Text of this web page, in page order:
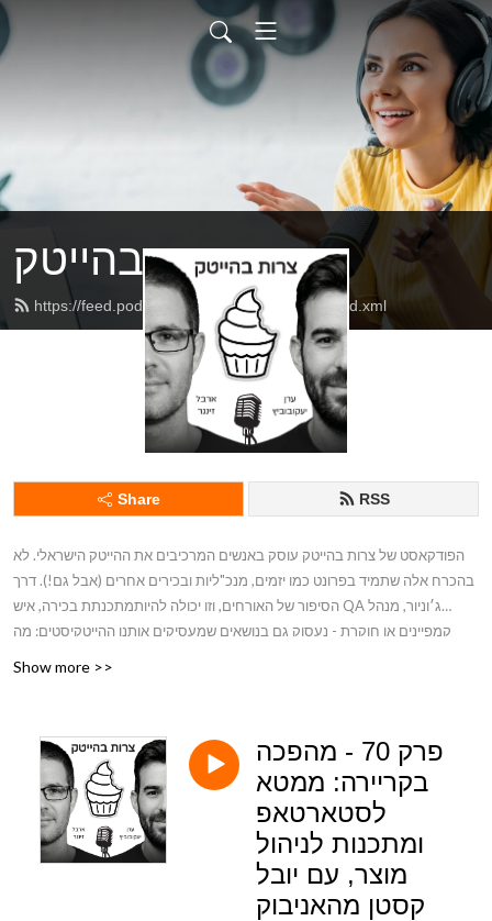
צרות בהייטק
https://feed.podbean.com/hitechproblems/feed.xml
Share RSS
הפודקאסט של צרות בהייטק עוסק באנשים המרכיבים את ההייטק הישראלי. לא
בהכרח אלה שתמיד בפרונט כמו יזמים, מנכ"ליות ובכירים אחרים (אבל גם!). דרך
הסיפור של האורחים, וזו יכולה להיותמתכנתת בכירה, איש QA ג׳וניור, מנהל
קמפיינים או חוקרת - נעסוק גם בנושאים שמעסיקים אותנו ההייטקיסטים: מה
לפני כל פרק נפרסם בקבוצת הפייסבוק את שם האורח/ת הבא/ה כדי שתוכלו
לכתוב לנו שאלות.
Show more >>
פרק 70 - מהפכה
בקריירה: ממטא
לסטארטאפ
ומתכנות לניהול
מוצר, עם יובל
קסטן מהאניבוק